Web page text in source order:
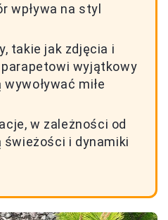
wpływa na styl
takie jak zdjęcia i
wyjątkowy
miłe
w zależności od
świeżości i dynamiki